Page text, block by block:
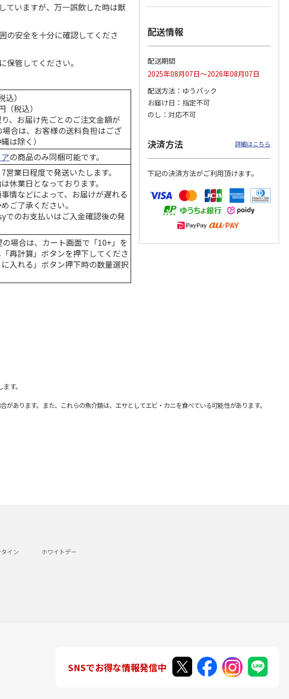
ルグ
)
ぐるぐるボーン型 S
470円
(送料別・税込)
こ用 まぐろ・かつ
(送料別・税込)
ペット線香 虹のか
ローラルの香り
590円
(送料別・税込)
CIAO 香り立つクラ
ていますが、万一誤飲した時は獣
の安全を十分に確認してくださ
保管してください。
）
税込）
、お届け先ごとのご注文金額が
合は、お客様の送料負担はござ
は除く）
の商品のみ同梱可能です。
業日程度で発送いたします。
休業日となっております。
情などによって、お届けが遅れる
ご了承ください。
でのお支払いはご入金確認後の発
場合は、カート画面で「10+」を
再計算」ボタンを押下してくださ
入れる」ボタン押下時の数量選択
配送情報
配送期間
2025年08月07日～2026年08月07日
配送方法
ゆうパック
お届け日
指定不可
のし
対応不可
決済方法 詳細はこちら
下記の決済方法がご利用頂けます。
す。
あります。また、これらの魚介類は、エサとしてエビ・カニを食べている可能性があります。
イン ホワイトデー
SNSでお得な情報発信中